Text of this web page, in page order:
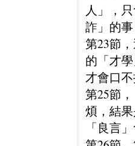
人」，
詐」的
第23節
的「才
才會口
第25節
煩，結
「良言